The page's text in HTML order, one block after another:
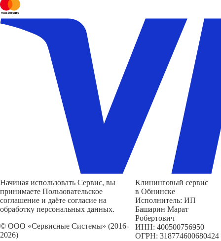
Начиная использовать Сервис, вы
принимаете Пользовательское
соглашение и даёте согласие на
обработку персональных данных.
© ООО «Сервисные Системы» (2016-
2026)
Клининговый сервис
в Обнинске
Исполнитель: ИП
Башарин Марат
Робертович
ИНН: 400500756950
ОГРН: 318774600680424